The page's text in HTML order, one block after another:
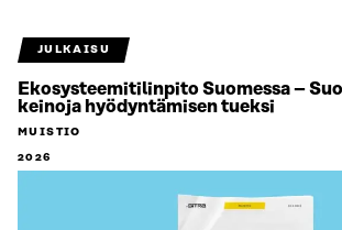
JULKAISU
Ekosysteemitilinpito Suomessa –
keinoja hyödyntämisen tueksi
MUISTIO
2026